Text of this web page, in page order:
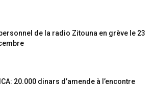
de la radio Zitouna en grève le 23
20.000 dinars d’amende à l’encontre